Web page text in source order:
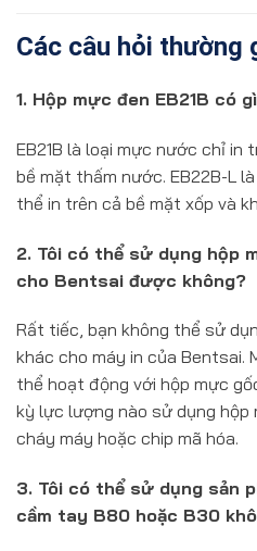
Các câu hỏi thường
1. Hộp mực đen EB21B có
EB21B là loại mực nước chỉ in
bề mặt thấm nước. EB22B-L
thể in trên cả bề mặt xốp và
2. Tôi có thể sử dụng hộp
cho Bentsai được không?
Rất tiếc, bạn không thể sử
khác cho máy in của Bentsai.
thể hoạt động với hộp mực
kỳ lực lượng nào sử dụng hộp
cháy máy hoặc chip mã hóa.
3. Tôi có thể sử dụng sản
cầm tay B80 hoặc B30